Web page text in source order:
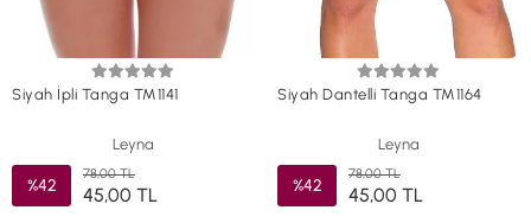
Siyah İpli Tanga TM1141
Leyna
%42
78,00 TL
45,00 TL
Siyah Dantelli Tanga TM1164
Leyna
%42
78,00 TL
45,00 TL